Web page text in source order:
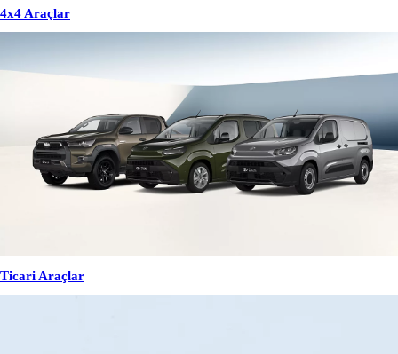
4x4 Araçlar
Ticari Araçlar